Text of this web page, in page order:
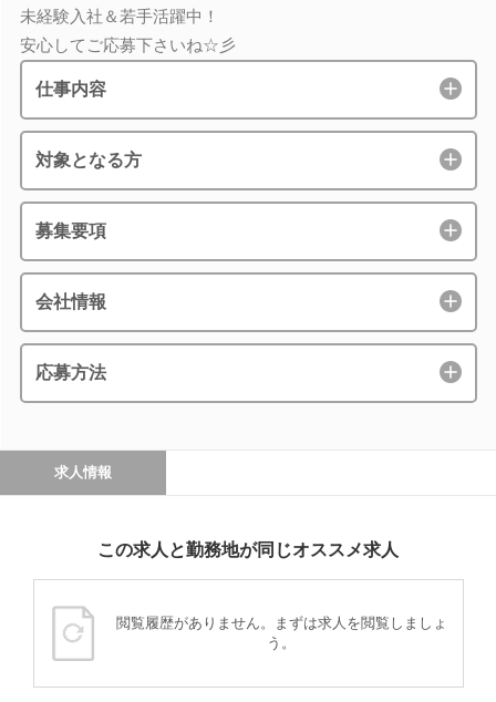
未経験入社＆若手活躍中！
安心してご応募下さいね☆彡
仕事内容
対象となる方
募集要項
会社情報
応募方法
求人情報
この求人と勤務地が同じオススメ求人
閲覧履歴がありません。まずは求人を閲覧しましょ
う。